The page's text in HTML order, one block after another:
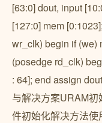
[63:0] dout, input
[127:0] mem
wr_clk) begin if (we)
(posedge rd_clk)
: 64]; end assign
与解决方案URAM
件初始化解决方法